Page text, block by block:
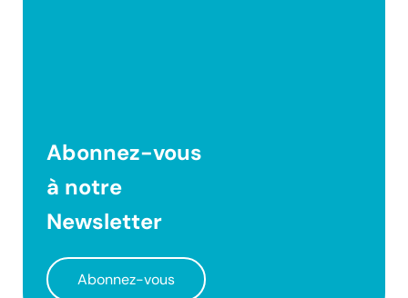
Abonnez-vous
à notre
Newsletter
Abonnez-vous